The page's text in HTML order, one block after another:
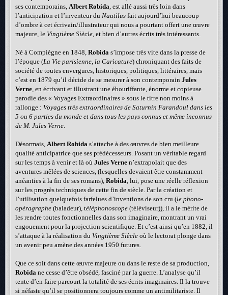
ses contemporains, Albert Robida, est allé aussi très loin dans
l’anticipation et l’inventeur du Nautilus fait aujourd’hui beaucoup
d’ombre à cet écrivain/illustrateur qui nous a pourtant offert une œuvre
majeure, le Vingtième Siècle, et bien d’autres écrits très intéressants.
Né à Compiègne en 1848, Robida s’impose très vite dans la presse de
l’époque (La Vie parisienne, la Caricature) chroniquant des faits de
société de toutes envergures, historiques, politiques, littéraires, mais
c’est en 1879 qu’il décide de se mesurer à son contemporain Jules
Verne, en écrivant et illustrant une ébouriffante, énorme et copieuse
parodie des « Voyages Extraordinaires » sous le titre non moins à
rallonge : Voyages très extraordinaires de Saturnin Farandoul dans les
5 ou 6 parties du monde et dans tous les pays connus et même inconnus
de M. Jules Verne.
Désormais, Albert Robida s’attache à des œuvres de bien meilleure
qualité anticipatrice que ses prédécesseurs. Posant un véritable regard
sur les temps à venir et là où Jules Verne n’extrapolait que des
aventures mêlées de sciences, (lesquelles devaient être constamment
anéanties à la fin de ses romans), Robida, lui, pose une réelle réflexion
sur les progrès techniques de cette fin de siècle. Par la création et
l’utilisation quelquefois farfelues d’inventions de son cru (le phono-
opéragraphe (baladeur), téléphonoscope (téléviseur)), il a le mérite de
les rendre toutes fonctionnelles dans son imaginaire, montrant un vrai
engouement pour la projection scientifique. Et c’est ainsi qu’en 1882, il
s’attaque à la réalisation du Vingtième Siècle où le lectorat plonge dans
un avenir peu amène des années 1950 futures.
Que ce soit dans cette œuvre majeure ou dans le reste de sa production,
Robida ne cesse d’être obsédé, fasciné par la guerre. L’analyse qu’il
tente d’en faire parcourt la totalité de ses écrits imaginaires. Il la trouve
si néfaste qu’il se positionnera toujours comme un antimilitariste. Il